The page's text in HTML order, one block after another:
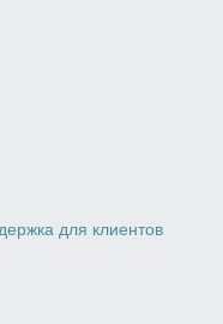
для клиентов